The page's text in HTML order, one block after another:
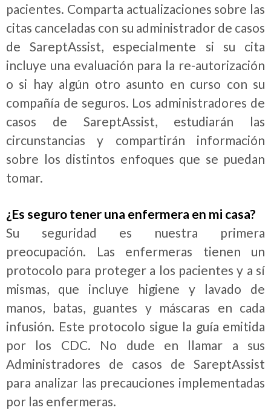
pacientes. Comparta actualizaciones sobre las
citas canceladas con su administrador de casos
de SareptAssist, especialmente si su cita
incluye una evaluación para la re-autorización
o si hay algún otro asunto en curso con su
compañía de seguros. Los administradores de
casos de SareptAssist, estudiarán las
circunstancias y compartirán información
sobre los distintos enfoques que se puedan
tomar.
¿Es seguro tener una enfermera en mi casa?
Su seguridad es nuestra primera
preocupación. Las enfermeras tienen un
protocolo para proteger a los pacientes y a sí
mismas, que incluye higiene y lavado de
manos, batas, guantes y máscaras en cada
infusión. Este protocolo sigue la guía emitida
por los CDC. No dude en llamar a sus
Administradores de casos de SareptAssist
para analizar las precauciones implementadas
por las enfermeras.